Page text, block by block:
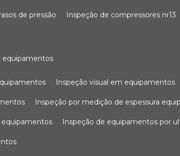
de pressão inspeção de compressores nr13
equipamentos
inspeção visual em equipamentos
inspeção por medição de espessura
equipamentos inspeção de equipamentos por